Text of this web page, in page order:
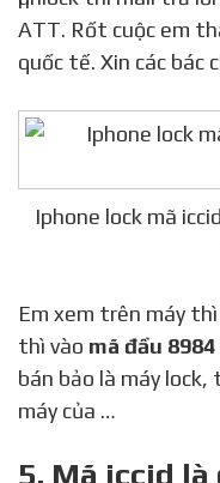
ATT. Rốt cuộc em
quốc tế. Xin các bác
Iphone lock mã
Em xem trên máy
thì vào mã đầu 8984
bán bảo là máy
máy của …
5. Mã iccid